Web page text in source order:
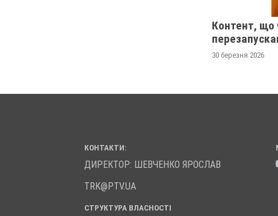
Контент, що
30 березня 2026
КОНТАКТИ:
ДИРЕКТОР: ШЕВЧЕНКО ЯРОСЛАВ
TRK@PTV.UA
СТРУКТУРА ВЛАСНОСТІ